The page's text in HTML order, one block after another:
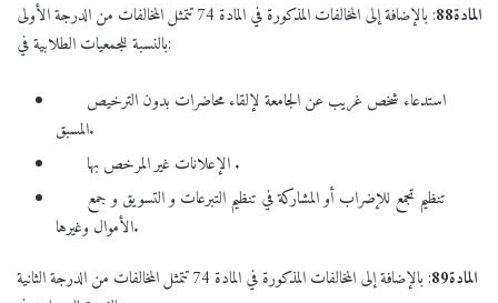
المادة88
: بالإضافة إلى المخالفات المذكورة في المادة 74 تتمثل المخالفات من الدرجة الأولى
بالنسبة للجمعيات الطلابية في:
المسبق.
الإعلانات غير المرخص بها .
الأموال وغيرها.
المادة89
: بالإضافة إلى المخالفات المذكورة في المادة 74 تتمثل المخالفات من الدرجة الثانية